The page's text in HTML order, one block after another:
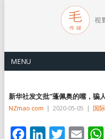
MENU
新华社发文批“蓬佩奥的嘴，骗
NZmao com | 2020-05-05 | 国
Facebook